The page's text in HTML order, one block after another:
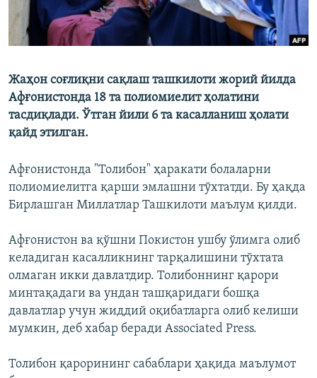
Жаҳон соғлиқни сақлаш ташкилоти жорий йилда
Афғонистонда 18 та полиомиелит ҳолатини
тасдиқлади. Ўтган йили 6 та касалланиш ҳолати
қайд этилган.
Афғонистонда "Толибон" ҳаракати болаларни
полиомиелитга қарши эмлашни тўхтатди. Бу ҳақда
Бирлашган Миллатлар Ташкилоти маълум қилди.
Афғонистон ва қўшни Покистон ушбу ўлимга олиб
келадиган касалликнинг тарқалишини тўхтата
олмаган икки давлатдир. Толибоннинг қарори
минтақадаги ва ундан ташқаридаги бошқа
давлатлар учун жиддий оқибатларга олиб келиши
мумкин, деб хабар беради Associated Press.
Толибон қарорининг сабаблари ҳақида маълумот